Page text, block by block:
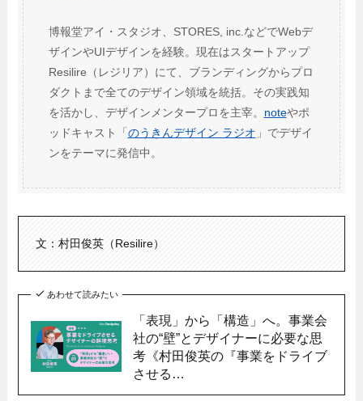
博報堂アイ・スタジオ、STORES, inc.などでWebデ
ザインやUIデザインを経験。現在はスタートアップ
Resilire（レジリア）にて、ブランディングからプロ
ダクトまで全てのデザイン領域を統括。その実践知
を活かし、デザインメンタープロを主宰。 noteやポ
ッドキャスト「 のうきんデザイン ラジオ 」でデザイ
ンをテーマに発信中。
文：村田俊英（Resilire）
あわせて読みたい
「表現」から「構造」へ。事業会
社の“壁”とデザイナーに必要な思
考《村田俊英の『事業をドライブ
させる…